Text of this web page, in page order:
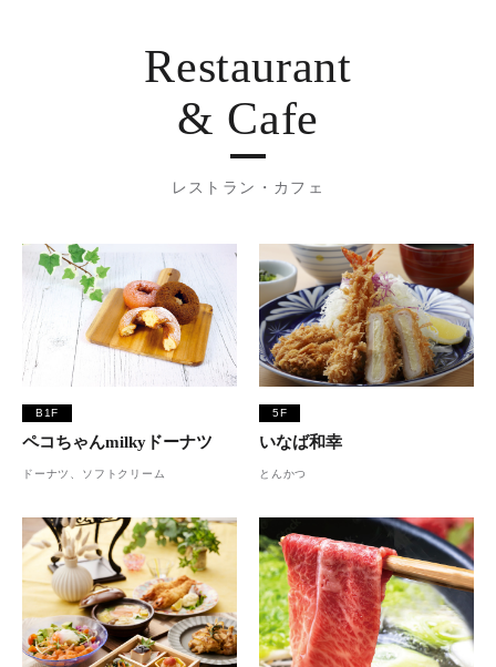
Restaurant
& Cafe
レストラン・カフェ
B1F
ペコちゃんmilkyドーナツ
ドーナツ、ソフトクリーム
5F
いなば和幸
とんかつ